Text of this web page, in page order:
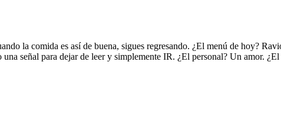
la comida es así de buena, sigues regresando. ¿El menú de hoy?
señal para dejar de leer y simplemente IR. ¿El personal? Un amor.